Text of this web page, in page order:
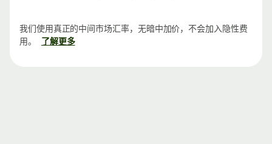
我们使用真正的中间市场汇率，无暗中加价，不会加入隐性费
用。
了解更多